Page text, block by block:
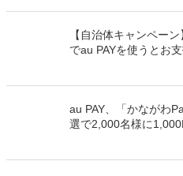
【自治体キャンペー
でau PAYを使うとお
au PAY、「かながわ
選で2,000名様に